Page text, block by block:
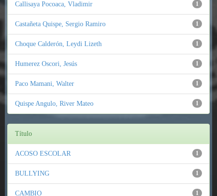
1
Callisaya Pocoaca, Vladimir
1
Castañeta Quispe, Sergio Ramiro
1
Choque Calderón, Leydi Lizeth
1
Humerez Oscori, Jesús
1
Paco Mamani, Walter
1
Quispe Angulo, River Mateo
Título
1
ACOSO ESCOLAR
1
BULLYING
1
CAMBIO